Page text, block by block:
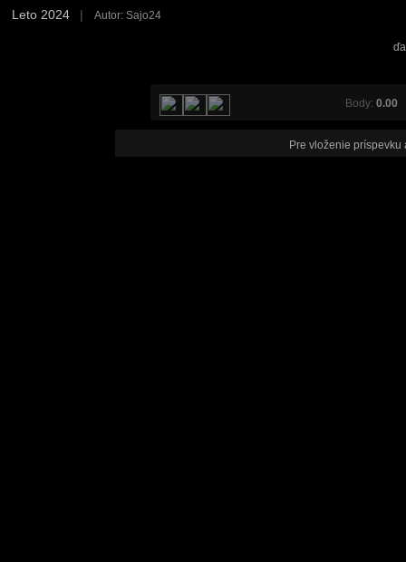
Leto 2024 | Autor: Sajo24
Body: 0.00
Pre vloženie